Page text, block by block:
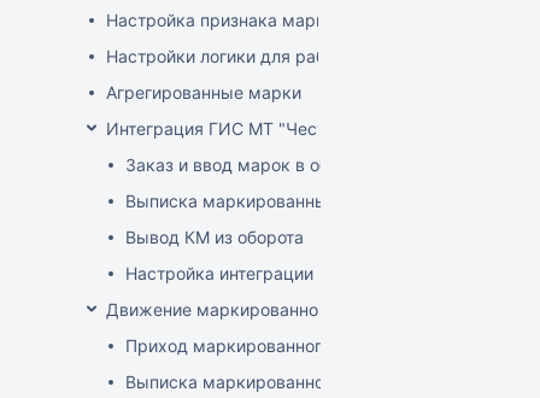
Настройка признака маркировки для товаров
Настройки логики для работы с маркированным
Агрегированные марки
Интеграция ГИС МТ "Честный знак" (РФ)
Заказ и ввод марок в оборот
Выписка маркированных товаров
Вывод КМ из оборота
Настройка интеграции
Движение маркированного товара
Приход маркированного товара
Выписка маркированного товара